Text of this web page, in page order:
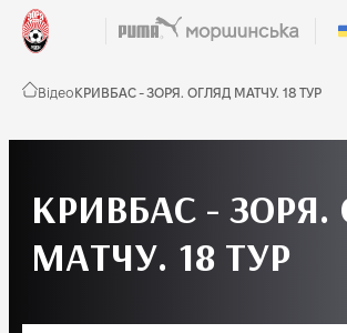
ВідеоКРИВБАС - ЗОРЯ. ОГЛЯД МАТЧУ. 18 ТУР
КРИВБАС - ЗОРЯ.
МАТЧУ. 18 ТУР